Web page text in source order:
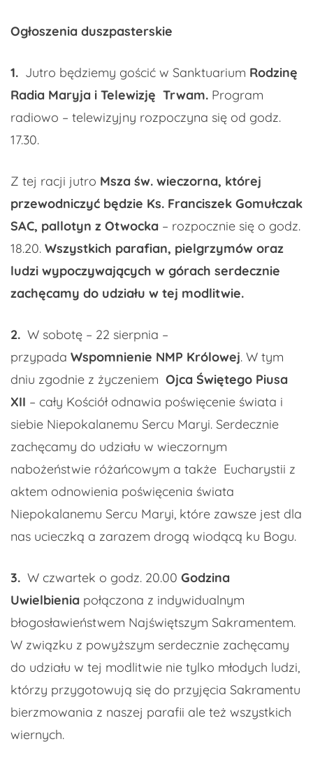
Ogłoszenia duszpasterskie
1. Jutro będziemy gościć w Sanktuarium Rodzinę
Radia Maryja i Telewizję Trwam. Program
radiowo – telewizyjny rozpoczyna się od godz.
17.30.
Z tej racji jutro Msza św. wieczorna, której
przewodniczyć będzie Ks. Franciszek Gomułczak
SAC, pallotyn z Otwocka – rozpocznie się o godz.
18.20. Wszystkich parafian, pielgrzymów oraz
ludzi wypoczywających w górach serdecznie
zachęcamy do udziału w tej modlitwie.
2. W sobotę – 22 sierpnia –
przypada Wspomnienie NMP Królowej. W tym
dniu zgodnie z życzeniem Ojca Świętego Piusa
XII – cały Kościół odnawia poświęcenie świata i
siebie Niepokalanemu Sercu Maryi. Serdecznie
zachęcamy do udziału w wieczornym
nabożeństwie różańcowym a także Eucharystii z
aktem odnowienia poświęcenia świata
Niepokalanemu Sercu Maryi, które zawsze jest dla
nas ucieczką a zarazem drogą wiodącą ku Bogu.
3. W czwartek o godz. 20.00 Godzina
Uwielbienia połączona z indywidualnym
błogosławieństwem Najświętszym Sakramentem.
W związku z powyższym serdecznie zachęcamy
do udziału w tej modlitwie nie tylko młodych ludzi,
którzy przygotowują się do przyjęcia Sakramentu
bierzmowania z naszej parafii ale też wszystkich
wiernych.